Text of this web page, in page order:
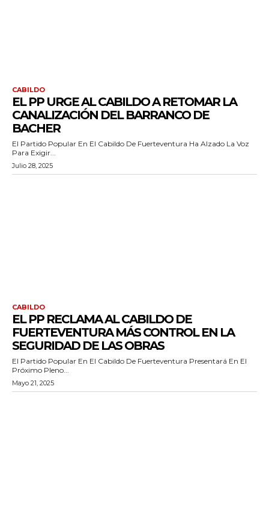
CABILDO
EL PP URGE AL CABILDO A RETOMAR LA
CANALIZACIÓN DEL BARRANCO DE
BACHER
El Partido Popular En El Cabildo De Fuerteventura Ha Alzado La Voz
Para Exigir...
Julio 28, 2025
CABILDO
EL PP RECLAMA AL CABILDO DE
FUERTEVENTURA MÁS CONTROL EN LA
SEGURIDAD DE LAS OBRAS
El Partido Popular En El Cabildo De Fuerteventura Presentará En El
Próximo Pleno...
Mayo 21, 2025